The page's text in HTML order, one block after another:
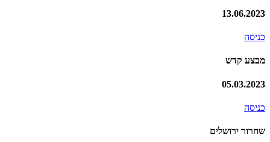
13.06.2023
כניסה
מבצע קדש
05.03.2023
כניסה
שחרור ירושלים